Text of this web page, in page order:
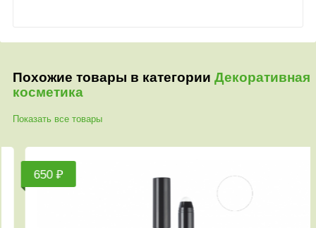
Похожие товары в категории Декоративная
косметика
Показать все товары
650 ₽